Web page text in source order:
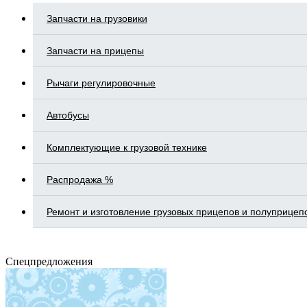
Запчасти на грузовики
Запчасти на прицепы
Рычаги регулировочные
Автобусы
Комплектующие к грузовой технике
Распродажа %
Ремонт и изготовление грузовых прицепов и
Спецпредложения